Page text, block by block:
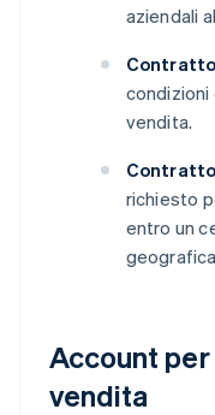
aziendali
vendita.
richiesto
entro un
Account
vendita